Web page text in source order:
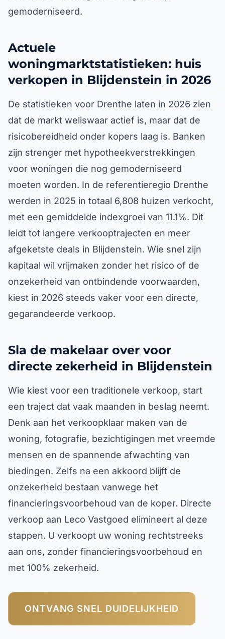
gemoderniseerd.
Actuele
woningmarktstatistieken: huis
verkopen in Blijdenstein in 2026
De statistieken voor Drenthe laten in 2026 zien
dat de markt weliswaar actief is, maar dat de
risicobereidheid onder kopers laag is. Banken
zijn strenger met hypotheekverstrekkingen
voor woningen die nog gemoderniseerd
moeten worden. In de referentieregio Drenthe
werden in 2025 in totaal 6,808 huizen verkocht,
met een gemiddelde indexgroei van 11.1%. Dit
leidt tot langere verkooptrajecten en meer
afgeketste deals in Blijdenstein. Wie snel zijn
kapitaal wil vrijmaken zonder het risico of de
onzekerheid van ontbindende voorwaarden,
kiest in 2026 steeds vaker voor een directe,
gegarandeerde verkoop.
Sla de makelaar over voor
directe zekerheid in Blijdenstein
Wie kiest voor een traditionele verkoop, start
een traject dat vaak maanden in beslag neemt.
Denk aan het verkoopklaar maken van de
woning, fotografie, bezichtigingen met vreemde
mensen en de spannende afwachting van
biedingen. Zelfs na een akkoord blijft de
onzekerheid bestaan vanwege het
financieringsvoorbehoud van de koper. Directe
verkoop aan Leco Vastgoed elimineert al deze
stappen. U verkoopt uw woning rechtstreeks
aan ons, zonder financieringsvoorbehoud en
met 100% zekerheid.
ONTVANG SNEL DUIDELIJKHEID